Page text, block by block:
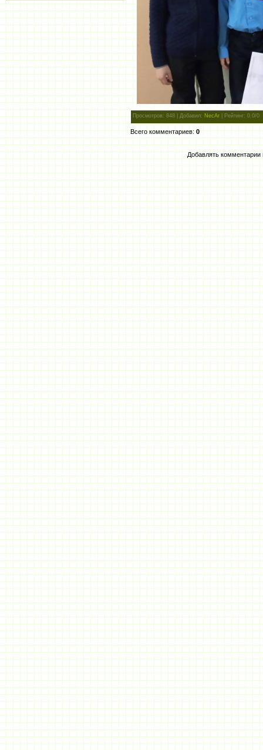
Просмотров: 848 | Добавил: NecAr Рейтинг: 0.0/0
Всего комментариев:0
Добавлять комментарии